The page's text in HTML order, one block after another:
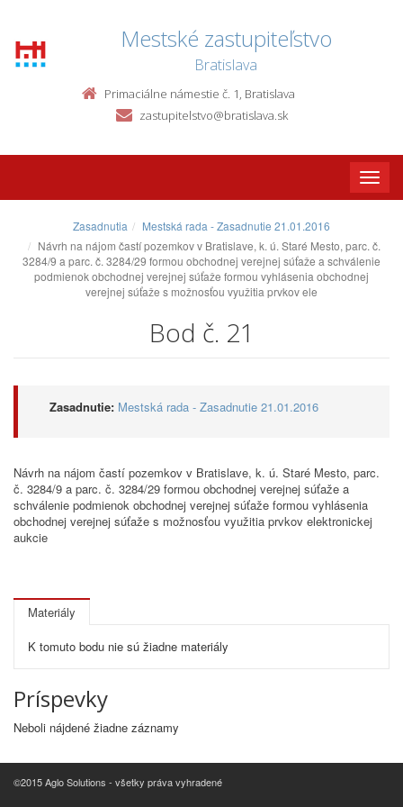
Mestské zastupiteľstvo
Bratislava
Primaciálne námestie č. 1, Bratislava
zastupitelstvo@bratislava.sk
Toggle
Zasadnutia
Mestská rada - Zasadnutie 21.01.2016
Návrh na nájom častí pozemkov v Bratislave, k. ú. Staré Mesto, parc. č.
3284/9 a parc. č. 3284/29 formou obchodnej verejnej súťaže a schválenie
podmienok obchodnej verejnej súťaže formou vyhlásenia obchodnej
verejnej súťaže s možnosťou využitia prvkov ele
Bod č. 21
Zasadnutie: Mestská rada - Zasadnutie 21.01.2016
Návrh na nájom častí pozemkov v Bratislave, k. ú. Staré Mesto, parc.
č. 3284/9 a parc. č. 3284/29 formou obchodnej verejnej súťaže a
schválenie podmienok obchodnej verejnej súťaže formou vyhlásenia
obchodnej verejnej súťaže s možnosťou využitia prvkov elektronickej
aukcie
Materiály
K tomuto bodu nie sú žiadne materiály
Príspevky
Neboli nájdené žiadne záznamy
©2015 Aglo Solutions - všetky práva vyhradené